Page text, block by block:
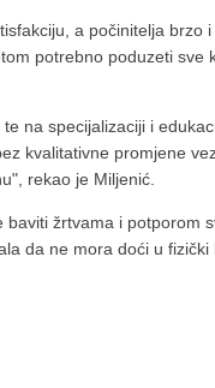
a počinitelja brzo
potrebno poduzeti sve
na specijalizaciji i
kvalitativne promjene
rekao je Miljenić.
žrtvama i potporom
da ne mora doći u fizički